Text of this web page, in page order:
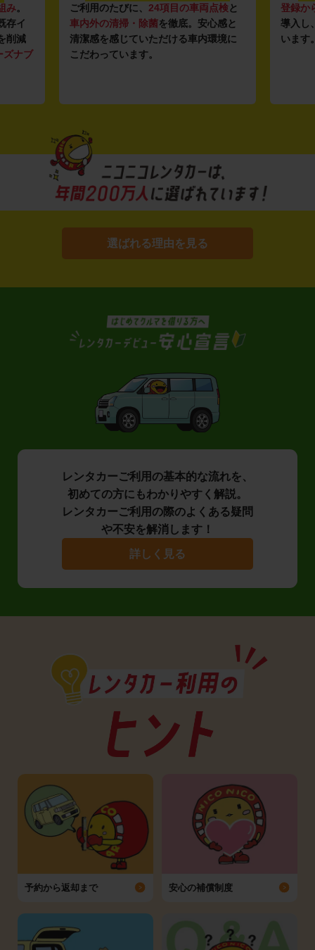
み。
存イ
削減
ズナブ
ご利用のたびに、 24項目の車両点検と
車内外の清掃・除菌を徹底。安心感と
清潔感を感じていただける車内環境に
こだわっています。
登録か
導入し
います
選ばれる理由を見る
レンタカーご利用の基本的な流れを、
初めての方にもわかりやすく解説。
レンタカーご利用の際のよくある疑問
や不安を解消します！
詳しく見る
予約から返却まで 安心の補償制度